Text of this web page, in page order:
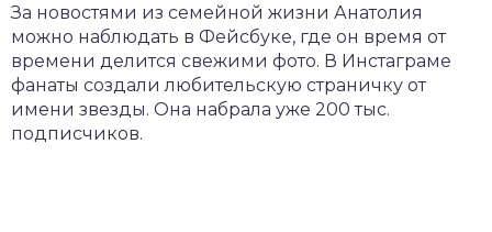
За новостями из семейной жизни Анатолия
можно наблюдать в Фейсбуке, где он время от
времени делится свежими фото. В Инстаграме
фанаты создали любительскую страничку от
имени звезды. Она набрала уже 200 тыс.
подписчиков.